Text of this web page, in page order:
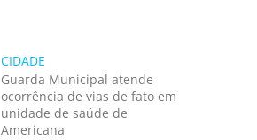
CIDADE
Guarda Municipal atende
ocorrência de vias de fato em
unidade de saúde de
Americana